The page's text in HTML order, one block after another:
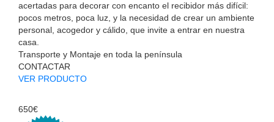
acertadas para decorar con encanto el recibidor más difícil:
pocos metros, poca luz, y la necesidad de crear un ambiente
personal, acogedor y cálido, que invite a entrar en nuestra
casa.
Transporte y Montaje en toda la península
CONTACTAR
VER PRODUCTO
650€